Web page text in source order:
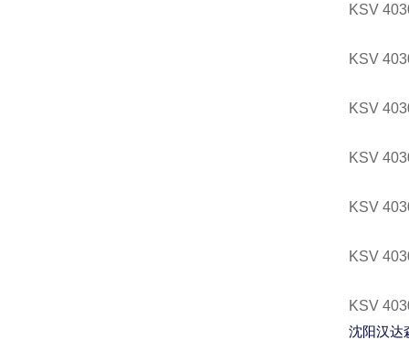
KSV
KSV
KSV
KSV
KSV
KSV
KSV
沈阳汉达